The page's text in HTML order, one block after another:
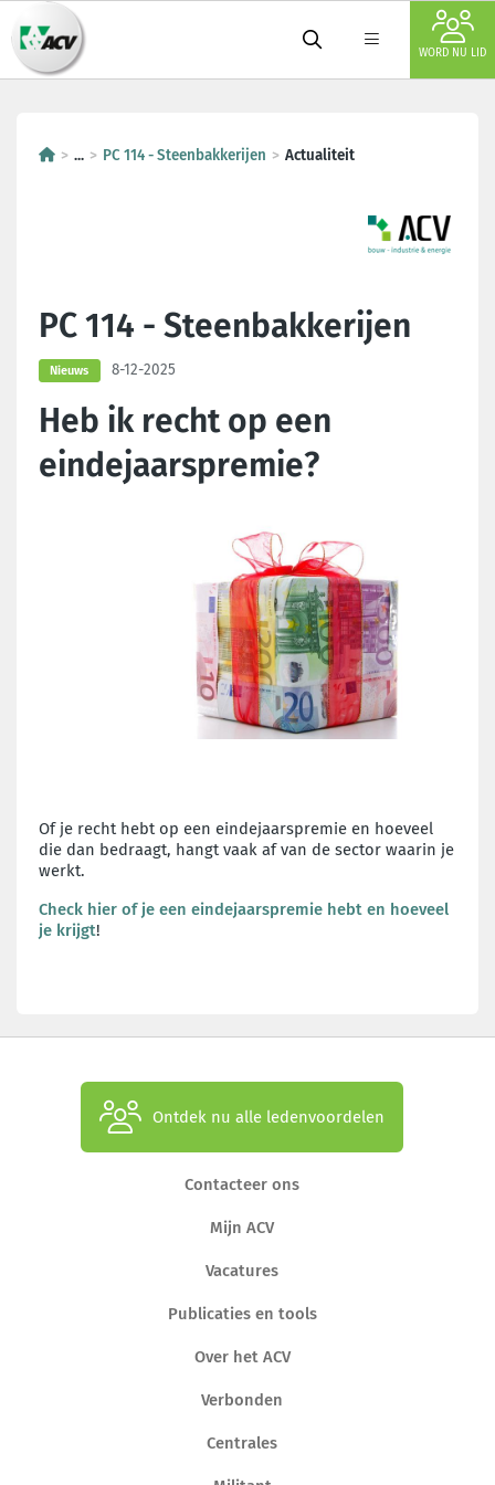
WORD NU LID
... PC 114 - Steenbakkerijen Actualiteit
PC 114 - Steenbakkerijen
Nieuws 8-12-2025
Heb ik recht op een
eindejaarspremie?
Of je recht hebt op een eindejaarspremie en hoeveel
die dan bedraagt, hangt vaak af van de sector waarin je
werkt.
Check hier of je een eindejaarspremie hebt en hoeveel
je krijgt!
Ontdek nu alle ledenvoordelen
Contacteer ons
Mijn ACV
Vacatures
Publicaties en tools
Over het ACV
Verbonden
Centrales